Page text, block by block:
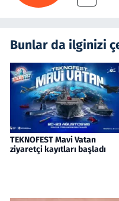
Bunlar da ilginizi
TEKNOFEST Mavi Vatan
ziyaretçi kayıtları başladı